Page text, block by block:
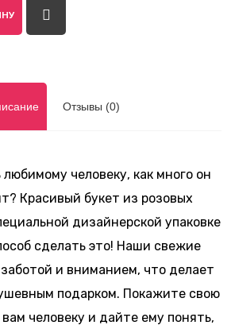
Отзывы (0)
человеку, как много он
Красивый букет из розовых
дизайнерской упаковке
сделать это! Наши свежие
и вниманием, что делает
подарком. Покажите свою
человеку и дайте ему понять,